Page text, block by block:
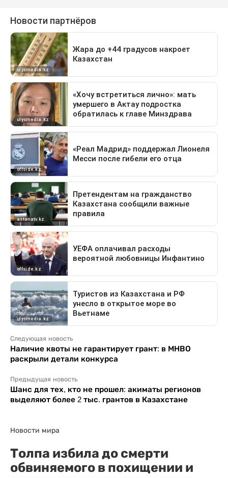
Следующая новость
Наличие квоты не гарантирует грант: в МНВО
раскрыли детали конкурса
Предыдущая новость
Шанс для тех, кто не прошел: акиматы регионов
выделяют более 2 тыс. грантов в Казахстане
Новости мира
Толпа избила до смерти
обвиняемого в похищении и